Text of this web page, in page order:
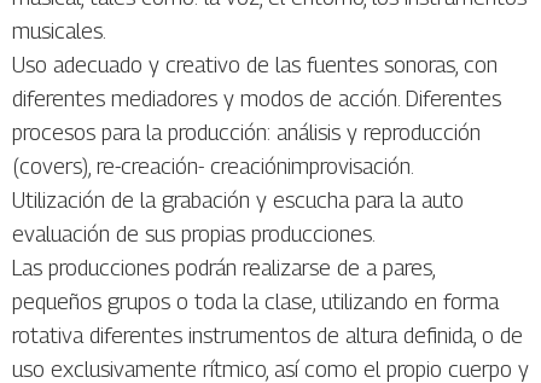
musicales.
Uso adecuado y creativo de las fuentes sonoras, con
diferentes mediadores y modos de acción. Diferentes
procesos para la producción: análisis y reproducción
(covers), re-creación- creaciónimprovisación.
Utilización de la grabación y escucha para la auto
evaluación de sus propias producciones.
Las producciones podrán realizarse de a pares,
pequeños grupos o toda la clase, utilizando en forma
rotativa diferentes instrumentos de altura definida, o de
uso exclusivamente rítmico, así como el propio cuerpo y